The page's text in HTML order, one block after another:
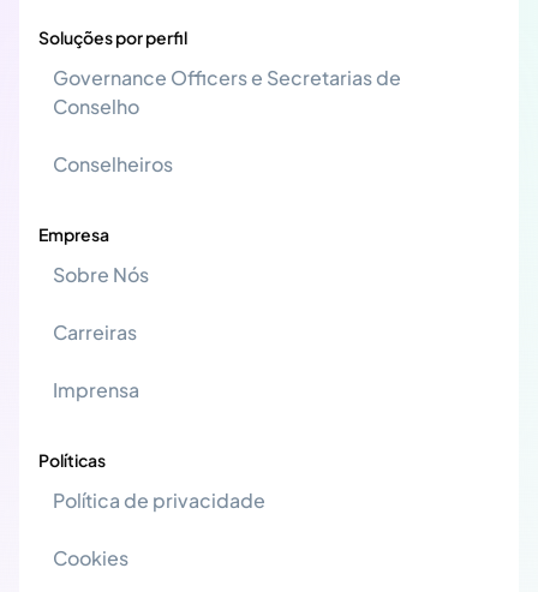
Soluções por perfil
Governance Officers e Secretarias de
Conselho
Conselheiros
Empresa
Sobre Nós
Carreiras
Imprensa
Políticas
Política de privacidade
Cookies